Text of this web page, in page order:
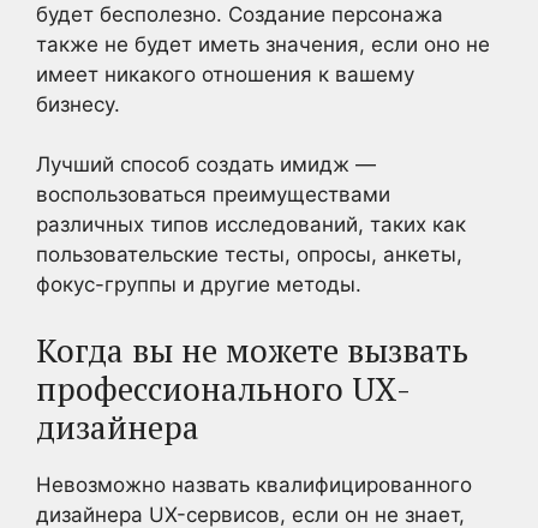
будет бесполезно. Создание персонажа
также не будет иметь значения, если оно не
имеет никакого отношения к вашему
бизнесу.
Лучший способ создать имидж —
воспользоваться преимуществами
различных типов исследований, таких как
пользовательские тесты, опросы, анкеты,
фокус-группы и другие методы.
Когда вы не можете вызвать
профессионального UX-
дизайнера
Невозможно назвать квалифицированного
дизайнера UX-сервисов, если он не знает,